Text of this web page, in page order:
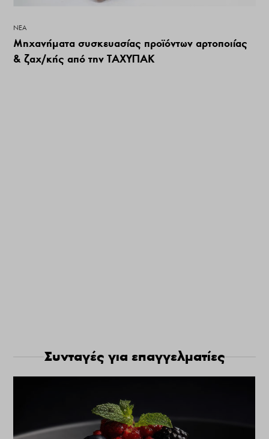
ΝΕΑ
Μηχανήματα συσκευασίας προϊόντων αρτοποιίας
& ζαχ/κής από την TAΧΥΠΑΚ
Συνταγές για επαγγελματίες